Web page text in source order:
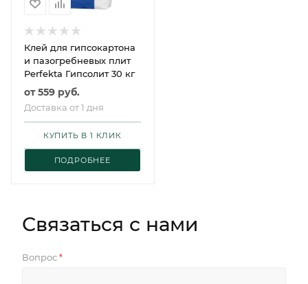
Клей для гипсокартона
и пазогребневых плит
Perfekta Гипсолит 30 кг
от559 руб.
Доставка от 1 дня
ПОДРОБНЕЕ
КУПИТЬ В 1 КЛИК
Связаться с нами
Вопрос *